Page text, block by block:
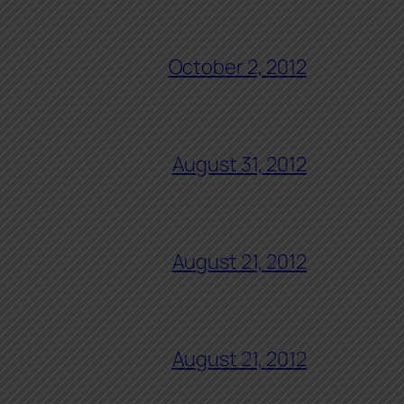
October 2, 2012
August 31, 2012
August 21, 2012
August 21, 2012